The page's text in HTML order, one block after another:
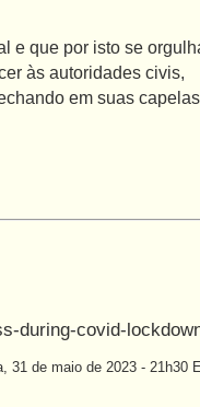
e que por isto se
às autoridades civis,
em suas capelas
during-covid-
31 de maio de 2023 - 21h30